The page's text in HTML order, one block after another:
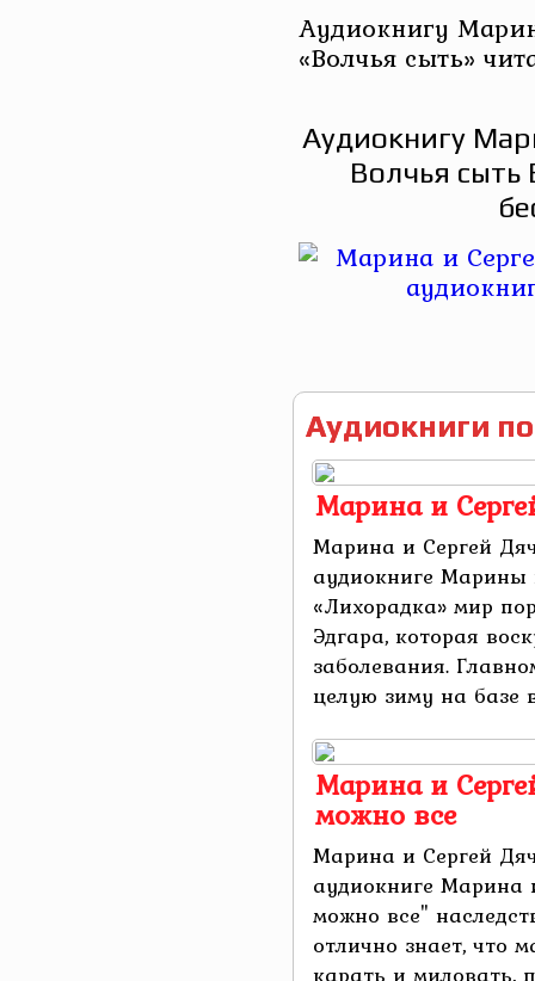
Аудиокнигу
«Волчья сыть»
Аудиокнигу
Волчья сыть
Аудиокниги
Марина и
Марина и Сергей
аудиокниге Марины
«Лихорадка» мир
Эдгара, которая
заболевания.
целую зиму на базе
Марина и
можно все
Марина и Сергей
аудиокниге Марина
можно все"
отлично знает, что
карать и миловать,